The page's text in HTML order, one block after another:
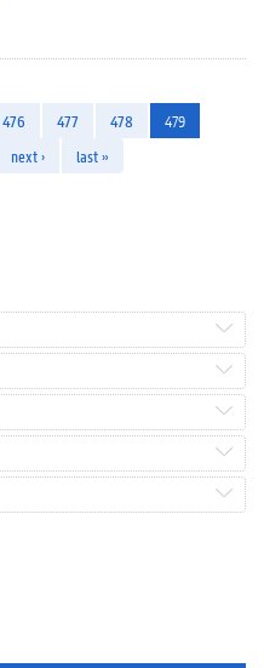
476 477 478
479
next › last »